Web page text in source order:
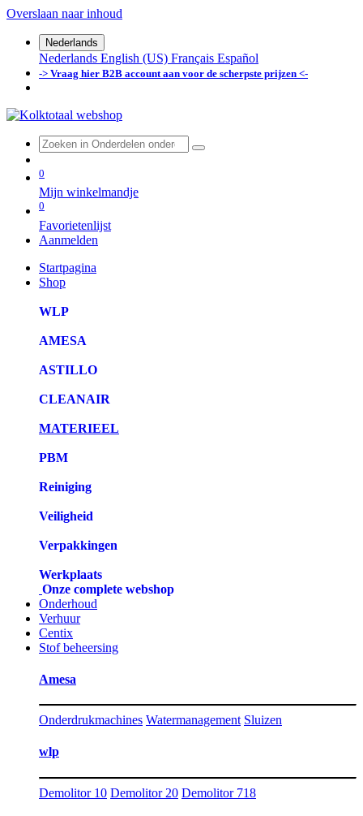
Overslaan naar inhoud
Nederlands
Nederlands English (US) Français Español
-> Vraag hier B2B account aan voor de scherpste prijzen <-
0
Mijn winkelmandje
0
Favorietenlijst
Aanmelden
Startpagina
Shop
WLP
AMESA
ASTILLO
CLEANAIR
MATERIEEL
PBM
Reiniging
Veiligheid
Verpakkingen
Werkplaats
Onze complete webshop
Onderhoud
Verhuur
Centix
Stof beheersing
Amesa
Onderdrukmachines Watermanagement Sluizen
wlp
Demolitor 10 Demolitor 20 Demolitor 718